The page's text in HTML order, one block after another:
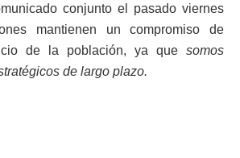
conjunto el pasado viernes
mantienen un compromiso de
de la población, ya que somos
de largo plazo.